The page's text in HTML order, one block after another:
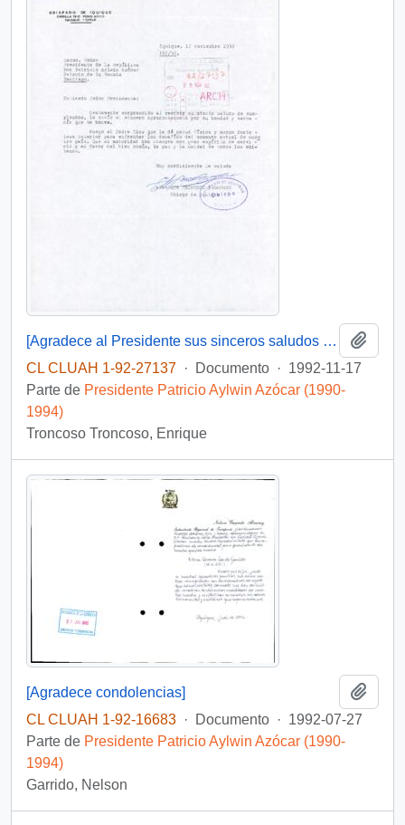
[Agradece al Presidente sus sinceros saludos en su cumpleaños]
CL CLUAH 1-92-27137 · Documento · 1992-11-17
Parte de Presidente Patricio Aylwin Azócar (1990-
1994)
Troncoso Troncoso, Enrique
[Agradece condolencias]
CL CLUAH 1-92-16683 · Documento · 1992-07-27
Parte de Presidente Patricio Aylwin Azócar (1990-
1994)
Garrido, Nelson